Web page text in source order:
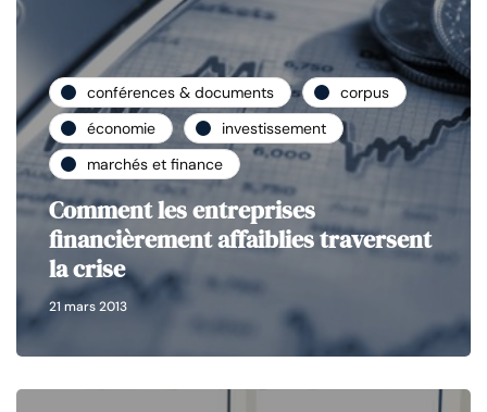
conférences & documents
corpus
économie
investissement
marchés et finance
Comment les entreprises
financièrement affaiblies traversent
la crise
21 mars 2013